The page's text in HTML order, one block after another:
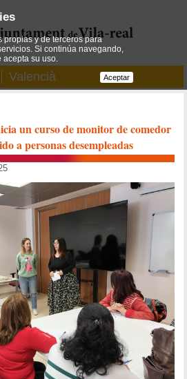
Valencià
un curso de monitor de comedor
a personas desempleadas
propias y de terceros para
Si continúa navegando,
su uso.
Aceptar